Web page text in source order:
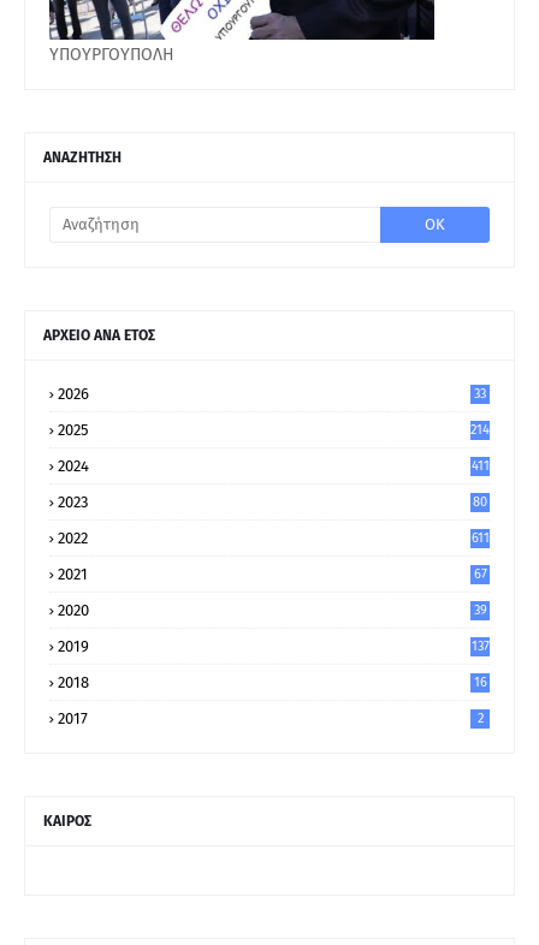
ΥΠΟΥΡΓΟΥΠΟΛΗ
ΑΝΑΖΗΤΗΣΗ
ΑΡΧΕΙΟ ΑΝΑ ΕΤΟΣ
2026 33
2025 214
2024 411
2023
80
2022 611
2021
67
2020
39
2019 137
2018 16
2017 2
ΚΑΙΡΟΣ